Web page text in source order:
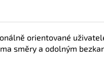
orientované
směry a odolným